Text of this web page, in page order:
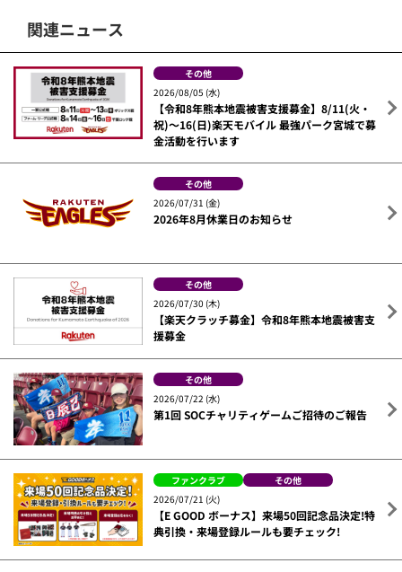
関連ニュース
その他
2026/08/05 (水)
【令和8年熊本地震被害支援募金】8/11(火・
祝)～16(日)楽天モバイル 最強パーク宮城で募
金活動を行います
その他
2026/07/31 (金)
2026年8月休業日のお知らせ
その他
2026/07/30 (木)
【楽天クラッチ募金】令和8年熊本地震被害支
援募金
その他
2026/07/22 (水)
第1回 SOCチャリティゲームご招待のご報告
ファンクラブ
その他
2026/07/21 (火)
【E GOOD ボーナス】来場50回記念品決定!特
典引換・来場登録ルールも要チェック!